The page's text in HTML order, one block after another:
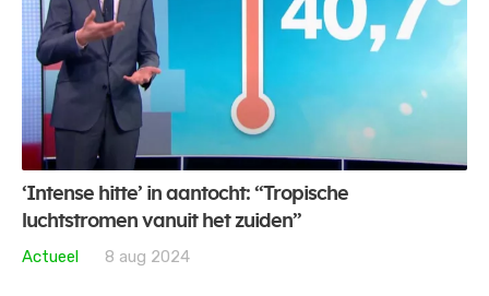
‘Intense hitte’ in aantocht: “Tropische
luchtstromen vanuit het zuiden”
Actueel
8 aug 2024